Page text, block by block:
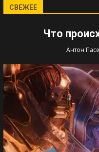
СВЕЖЕЕ
Что
Антон